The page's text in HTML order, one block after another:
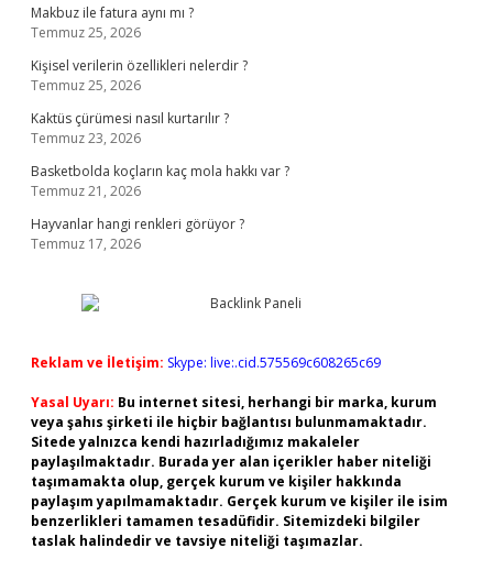
Makbuz ile fatura aynı mı ?
Temmuz 25, 2026
Kişisel verilerin özellikleri nelerdir ?
Temmuz 25, 2026
Kaktüs çürümesi nasıl kurtarılır ?
Temmuz 23, 2026
Basketbolda koçların kaç mola hakkı var ?
Temmuz 21, 2026
Hayvanlar hangi renkleri görüyor ?
Temmuz 17, 2026
Reklam ve İletişim: Skype: live:.cid.575569c608265c69
Yasal Uyarı: Bu internet sitesi, herhangi bir marka, kurum
veya şahıs şirketi ile hiçbir bağlantısı bulunmamaktadır.
Sitede yalnızca kendi hazırladığımız makaleler
paylaşılmaktadır. Burada yer alan içerikler haber niteliği
taşımamakta olup, gerçek kurum ve kişiler hakkında
paylaşım yapılmamaktadır. Gerçek kurum ve kişiler ile isim
benzerlikleri tamamen tesadüfidir. Sitemizdeki bilgiler
taslak halindedir ve tavsiye niteliği taşımazlar.